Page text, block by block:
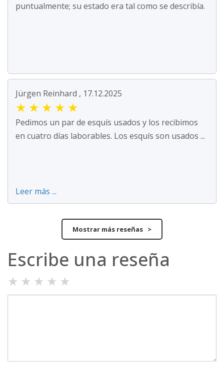
puntualmente; su estado era tal como se describía.
Jürgen Reinhard , 17.12.2025
★ ★ ★ ★ ★
Pedimos un par de esquís usados y los recibimos
en cuatro días laborables. Los esquís son usados ...
Leer más ...
Mostrar más reseñas >
Escribe una reseña
★ ★ ★ ★ ★